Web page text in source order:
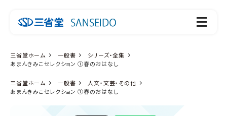
三省堂ホーム 一般書
シリーズ・全集
あまんきみこセレクション ①春のおはなし
三省堂ホーム 一般書
人文・文芸・その他
あまんきみこセレクション ①春のおはなし